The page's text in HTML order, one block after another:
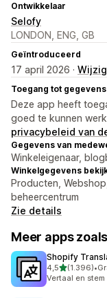
Ontwikkelaar
Selofy
LONDON, ENG, GB
Geïntroduceerd
17 april 2026 ·
Toegang tot gegevens
Deze app heeft
goed te kunnen
privacybeleid van
Gegevens van
Winkeleigenaar,
Winkelgegevens
Producten,
beheercentrum
Zie details
Meer apps
Shopify
4,5van 5 sterren
(1.396)
1396 recensies
•
Vertaal en